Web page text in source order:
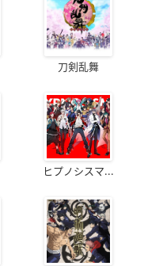
刀剣乱舞
ヒプノシスマ...